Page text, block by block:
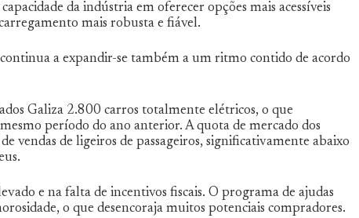
da indústria em oferecer opções mais acessíveis
mais robusta e fiável.
a expandir-se também a um ritmo contido de acordo
Galiza 2.800 carros totalmente elétricos, o que
período do ano anterior. A quota de mercado dos
vendas de ligeiros de passageiros, significativamente abaixo
e na falta de incentivos fiscais. O programa de ajudas
o que desencoraja muitos potenciais compradores.